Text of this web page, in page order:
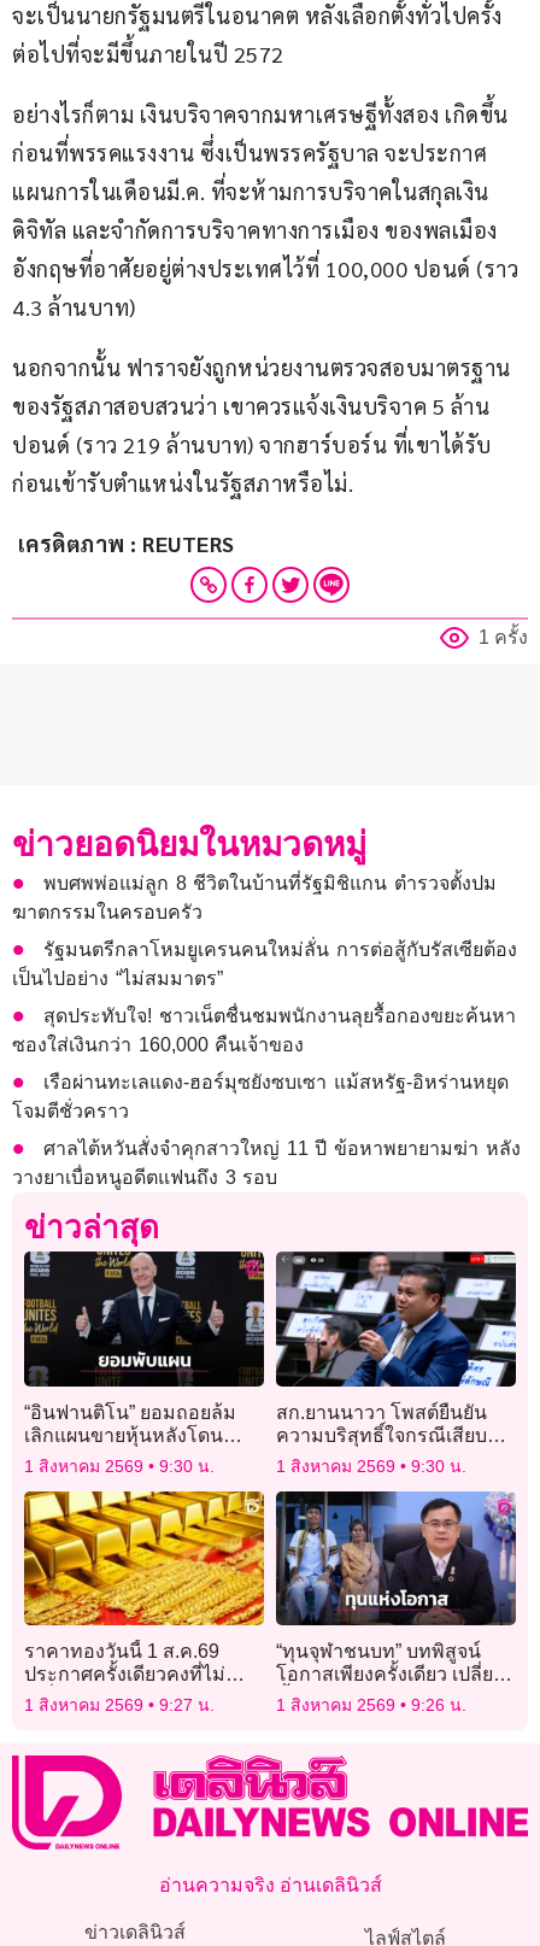
จะเป็นนายกรัฐมนตรีในอนาคต หลังเลือกตั้งทั่วไปครั้ง
ต่อไปที่จะมีขึ้นภายในปี 2572
อย่างไรก็ตาม เงินบริจาคจากมหาเศรษฐีทั้งสอง เกิดขึ้น
ก่อนที่พรรคแรงงาน ซึ่งเป็นพรรครัฐบาล จะประกาศ
แผนการในเดือนมี.ค. ที่จะห้ามการบริจาคในสกุลเงิน
ดิจิทัล และจำกัดการบริจาคทางการเมือง ของพลเมือง
อังกฤษที่อาศัยอยู่ต่างประเทศไว้ที่ 100,000 ปอนด์ (ราว
4.3 ล้านบาท)
นอกจากนั้น ฟาราจยังถูกหน่วยงานตรวจสอบมาตรฐาน
ของรัฐสภาสอบสวนว่า เขาควรแจ้งเงินบริจาค 5 ล้าน
ปอนด์ (ราว 219 ล้านบาท) จากฮาร์บอร์น ที่เขาได้รับ
ก่อนเข้ารับตำแหน่งในรัฐสภาหรือไม่.
เครดิตภาพ : REUTERS
1 ครั้ง
ข่าวยอดนิยมในหมวดหมู่
พบศพพ่อแม่ลูก 8 ชีวิตในบ้านที่รัฐมิชิแกน ตำรวจตั้งปม
ฆาตกรรมในครอบครัว
รัฐมนตรีกลาโหมยูเครนคนใหม่ลั่น การต่อสู้กับรัสเซียต้อง
เป็นไปอย่าง “ไม่สมมาตร”
สุดประทับใจ! ชาวเน็ตชื่นชมพนักงานลุยรื้อกองขยะค้นหา
ซองใส่เงินกว่า 160,000 คืนเจ้าของ
เรือผ่านทะเลแดง-ฮอร์มุซยังซบเซา แม้สหรัฐ-อิหร่านหยุด
โจมตีชั่วคราว
ศาลไต้หวันสั่งจำคุกสาวใหญ่ 11 ปี ข้อหาพยายามฆ่า หลัง
วางยาเบื่อหนูอดีตแฟนถึง 3 รอบ
ข่าวล่าสุด
“อินฟานติโน” ยอมถอยล้ม
เลิกแผนขายหุ้นหลังโดน
วิจารณ์หนัก
1 สิงหาคม 2569 9:30 น.
สก.ยานนาวา โพสต์ยืนยัน
ความบริสุทธิ์ใจกรณีเสียบ
บัตรแทน เผยผิดพลาดเพราะ
1 สิงหาคม 2569 9:30 น.
ราคาทองวันนี้ 1 ส.ค.69
ประกาศครั้งเดียวคงที่ไม่
เปลี่ยนแปลง
1 สิงหาคม 2569 9:27 น.
“ทุนจุฬาชนบท” บทพิสูจน์
โอกาสเพียงครั้งเดียว เปลี่ยน
ทั้งชีวิตได้
1 สิงหาคม 2569 9:26 น.
อ่านความจริง อ่านเดลินิวส์
ข่าวเดลินิวส์ ไลฟ์สไตล์